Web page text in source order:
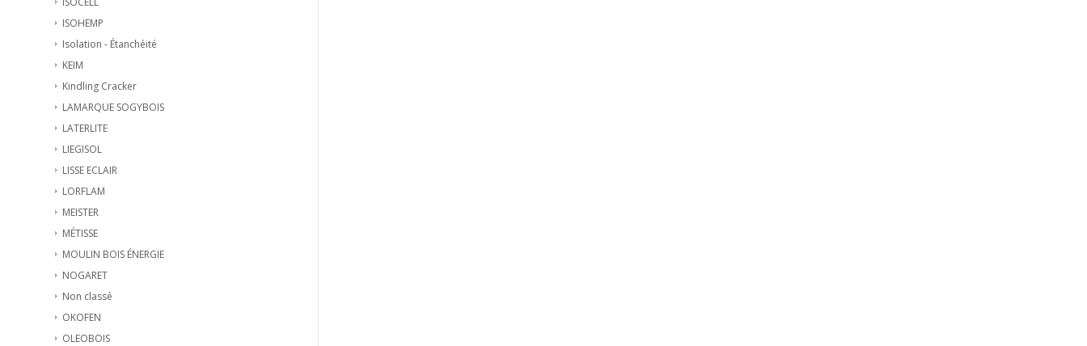
ISOHEMP
Isolation - Étanchéité
KEIM
Kindling Cracker
LAMARQUE SOGYBOIS
LATERLITE
LIEGISOL
LISSE ECLAIR
LORFLAM
MEISTER
MÉTISSE
MOULIN BOIS ÉNERGIE
NOGARET
Non classé
OKOFEN
OLEOBOIS